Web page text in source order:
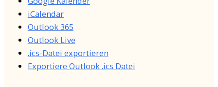
iCalendar
Outlook 365
Outlook Live
.ics-Datei exportieren
Exportiere Outlook .ics Datei